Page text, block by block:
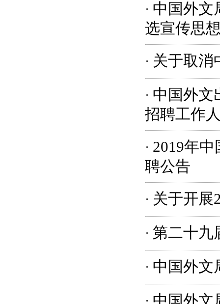
· 中国外文
选宣传思
· 关于取消
· 中国外文
招聘工作
· 2019年
聘公告
· 关于开展
· 第二十九
· 中国外文
· 中国外文